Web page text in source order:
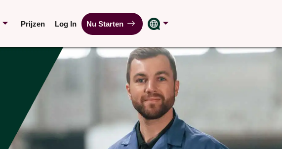
Prijzen Log In Nu Starten